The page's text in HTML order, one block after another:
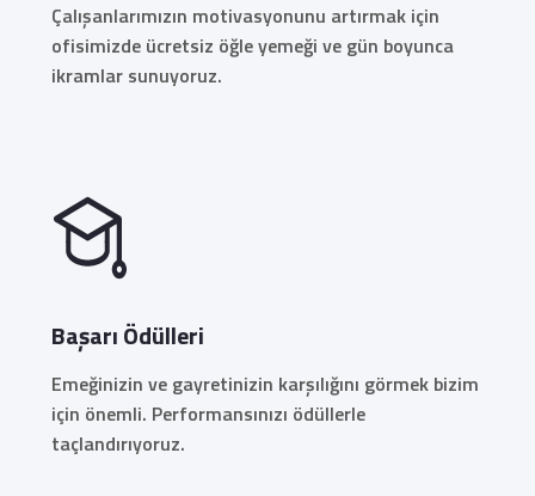
Çalışanlarımızın motivasyonunu artırmak için
ofisimizde ücretsiz öğle yemeği ve gün boyunca
ikramlar sunuyoruz.
Başarı Ödülleri
Emeğinizin ve gayretinizin karşılığını görmek bizim
için önemli. Performansınızı ödüllerle
taçlandırıyoruz.